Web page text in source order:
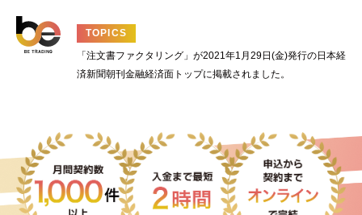
TOPICS
「注文書ファクタリング」が2021年1月29日(金)発行の日本経
済新聞朝刊金融経済面トップに掲載されました。